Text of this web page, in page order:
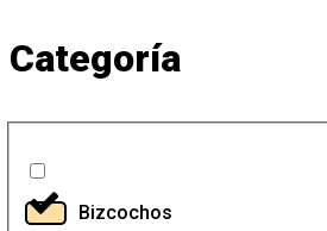
Categoría
Bizcochos